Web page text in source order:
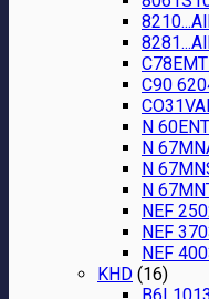
C90
N
N
N
N
NEF
NEF
NEF
KHD (16)